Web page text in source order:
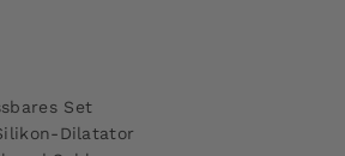
Set
Dilatator